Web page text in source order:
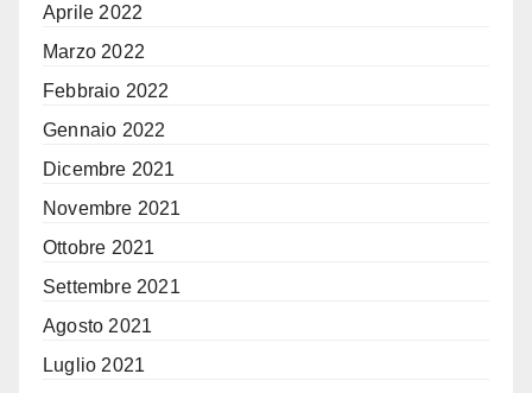
Aprile 2022
Marzo 2022
Febbraio 2022
Gennaio 2022
Dicembre 2021
Novembre 2021
Ottobre 2021
Settembre 2021
Agosto 2021
Luglio 2021